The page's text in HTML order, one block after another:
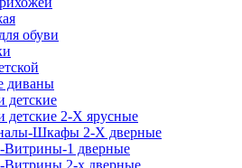
обуви
диваны
детские
детские 2-Х ярусные
Шкафы 2-Х дверные
Витрины-1 дверные